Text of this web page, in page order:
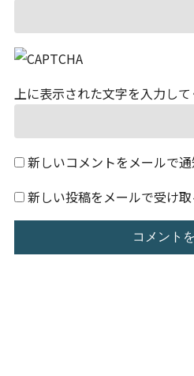
上に表示された文字を入力して
新しいコメントをメールで
新しい投稿をメールで受け取